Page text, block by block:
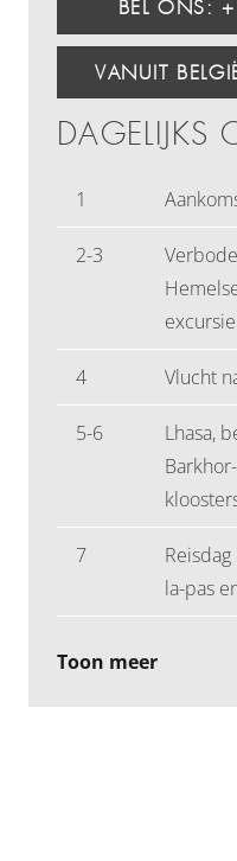
BEL ONS:
VANUIT
DAGELIJKS
1
2-3
excursie
4 Vlucht
5-6
Lhasa,
7
la-pas
Toon meer